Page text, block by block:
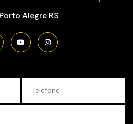
Porto Alegre RS